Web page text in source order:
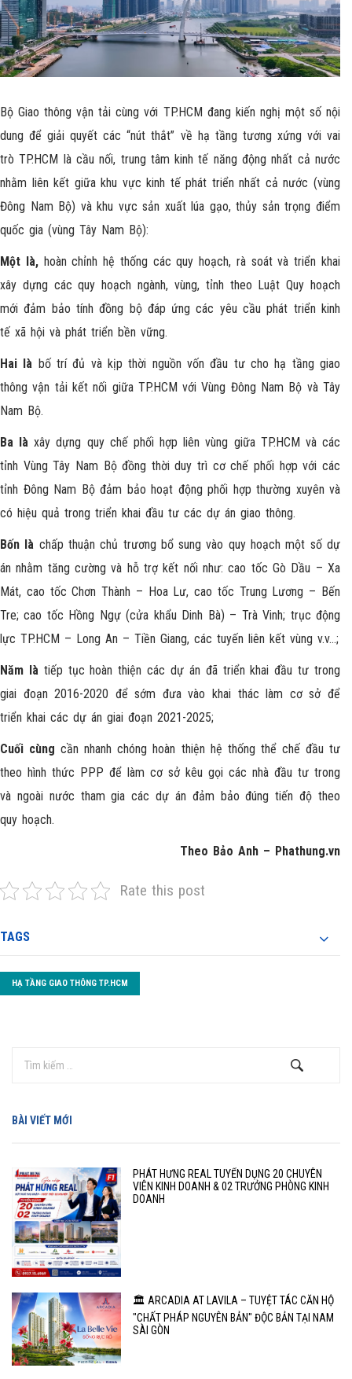
Bộ Giao thông vận tải cùng với TP.HCM đang kiến nghị một số nội
dung để giải quyết các “nút thắt” về hạ tầng tương xứng với vai
trò TP.HCM là cầu nối, trung tâm kinh tế năng động nhất cả nước
nhằm liên kết giữa khu vực kinh tế phát triển nhất cả nước (vùng
Đông Nam Bộ) và khu vực sản xuất lúa gạo, thủy sản trọng điểm
quốc gia (vùng Tây Nam Bộ):
Một là,hoàn chỉnh hệ thống các quy hoạch, rà soát và triển khai
xây dựng các quy hoạch ngành, vùng, tỉnh theo Luật Quy hoạch
mới đảm bảo tính đồng bộ đáp ứng các yêu cầu phát triển kinh
tế xã hội và phát triển bền vững.
Hai là bố trí đủ và kịp thời nguồn vốn đầu tư cho hạ tầng giao
thông vận tải kết nối giữa TP.HCM với Vùng Đông Nam Bộ và Tây
Nam Bộ.
Ba là xây dựng quy chế phối hợp liên vùng giữa TP.HCM và các
tỉnh Vùng Tây Nam Bộ đồng thời duy trì cơ chế phối hợp với các
tỉnh Đông Nam Bộ đảm bảo hoạt động phối hợp thường xuyên và
có hiệu quả trong triển khai đầu tư các dự án giao thông.
Bốn là chấp thuận chủ trương bổ sung vào quy hoạch một số dự
án nhằm tăng cường và hỗ trợ kết nối như: cao tốc Gò Dầu – Xa
Mát, cao tốc Chơn Thành – Hoa Lư, cao tốc Trung Lương – Bến
Tre; cao tốc Hồng Ngự (cửa khẩu Dinh Bà) – Trà Vinh; trục động
lực TP.HCM – Long An – Tiền Giang, các tuyến liên kết vùng v.v…;
Năm làtiếp tục hoàn thiện các dự án đã triển khai đầu tư trong
giai đoạn 2016-2020 để sớm đưa vào khai thác làm cơ sở để
triển khai các dự án giai đoạn 2021-2025;
Cuối cùng cần nhanh chóng hoàn thiện hệ thống thể chế đầu tư
theo hình thức PPP để làm cơ sở kêu gọi các nhà đầu tư trong
và ngoài nước tham gia các dự án đảm bảo đúng tiến độ theo
quy hoạch.
Theo Bảo Anh – Phathung.vn
Rate this post
TAGS
HẠ TẦNG GIAO THÔNG TP.HCM
BÀI VIẾT MỚI
PHÁT HƯNG REAL TUYỂN DỤNG 20 CHUYÊN
VIÊN KINH DOANH & 02 TRƯỞNG PHÒNG KINH
DOANH
🏛️ ARCADIA AT LAVILA – TUYỆT TÁC CĂN HỘ
"CHẤT PHÁP NGUYÊN BẢN" ĐỘC BẢN TẠI NAM
SÀI GÒN